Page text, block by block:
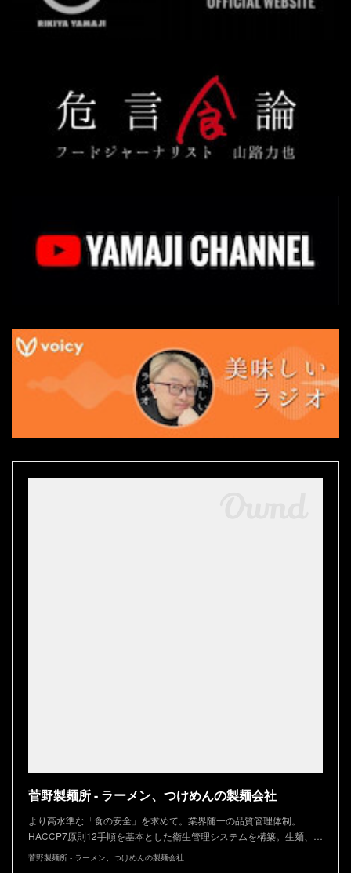
菅野製麺所 - ラーメン、つけめんの製麺会社
より高水準な「食の安全」を求めて。業界随一の品質管理体制。
HACCP7原則12手順を基本とした衛生管理システムを構築。生麺、…
菅野製麺所 - ラーメン、つけめんの製麺会社